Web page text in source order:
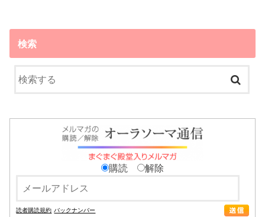
検索
購読 解除
読者購読規約 バックナンバー